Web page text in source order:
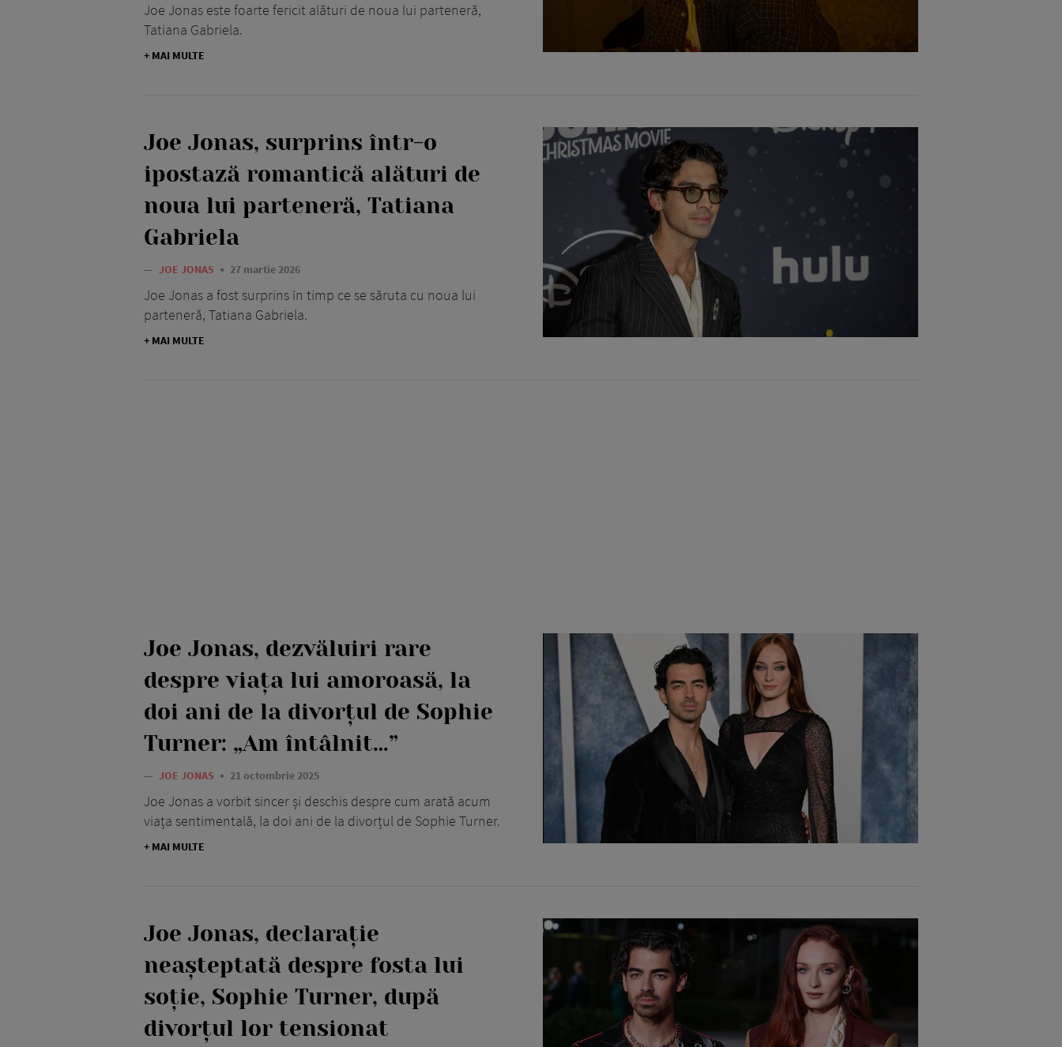
Joe Jonas este foarte fericit alături de noua lui parteneră,
Tatiana Gabriela.
+ MAI MULTE
Joe Jonas, surprins într-o
ipostază romantică alături de
noua lui parteneră, Tatiana
Gabriela
— JOE JONAS 27 martie 2026
Joe Jonas a fost surprins în timp ce se săruta cu noua lui
parteneră, Tatiana Gabriela.
+ MAI MULTE
Joe Jonas, dezvăluiri rare
despre viața lui amoroasă, la
doi ani de la divorțul de Sophie
Turner: „Am întâlnit…”
— JOE JONAS 21 octombrie 2025
Joe Jonas a vorbit sincer și deschis despre cum arată acum
viața sentimentală, la doi ani de la divorțul de Sophie Turner.
+ MAI MULTE
Joe Jonas, declarație
neașteptată despre fosta lui
soție, Sophie Turner, după
divorțul lor tensionat